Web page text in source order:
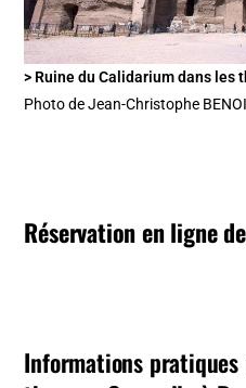
> Ruine du Calidarium dans les
Photo de Jean-Christophe
Réservation en ligne
Informations